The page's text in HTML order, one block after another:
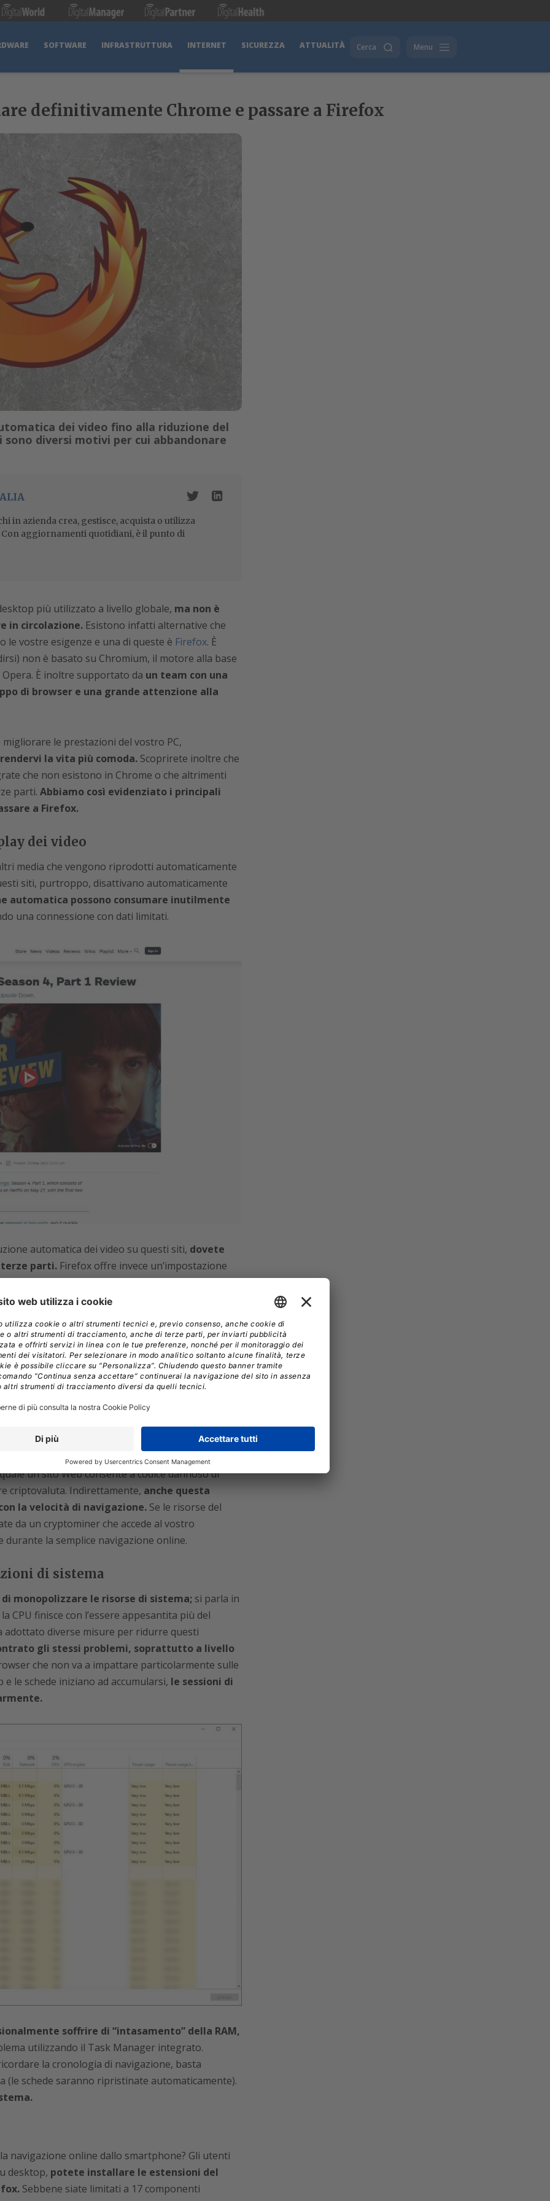
SOFTWARE INFRASTRUTTURA INTERNET SICUREZZA ATTUALITÀ Cerca Menu
definitivamente Chrome e passare a Firefox
dei video fino alla riduzione del
sono diversi motivi per cui abbandonare
in azienda crea, gestisce, acquista o utilizza
aggiornamenti quotidiani, è il punto di
più utilizzato a livello globale, ma non è
in circolazione.Esistono infatti alternative che
le vostre esigenze e una di queste è Firefox. È
non è basato su Chromium, il motore alla base
È inoltre supportato da un team con una
di browser e una grande attenzione alla
le prestazioni del vostro PC,
la vita più comoda.Scoprirete inoltre che
che non esistono in Chrome o che altrimenti
parti. Abbiamo così evidenziato i principali
a Firefox.
dei video
media che vengono riprodotti automaticamente
siti, purtroppo, disattivano automaticamente
automatica possono consumare inutilmente
una connessione con dati limitati.
automatica dei video su questi siti, dovete
terze parti.Firefox offre invece un’impostazione
l’audio è disattivato e per YouTube la
del video è bloccata.
automaticamente i tracker che possono
essere caricati come parte di un sito Web, più
in esecuzione in background in modalità
Impedite loro di funzionare e la vostra
accedere al vostro dispositivo evitando così il
un sito Web consente a codice dannoso di
criptovaluta. Indirettamente, anche questa
la velocità di navigazione.Se le risorse del
da un cryptominer che accede al vostro
la semplice navigazione online.
di sistema
monopolizzare le risorse di sistema;si parla in
CPU finisce con l’essere appesantita più del
adottato diverse misure per ridurre questi
gli stessi problemi, soprattutto a livello
che non va a impattare particolarmente sulle
le schede iniziano ad accumularsi, le sessioni di
soffrire di “intasamento” della RAM,
utilizzando il Task Manager integrato.
la cronologia di navigazione, basta
(le schede saranno ripristinate automaticamente).
navigazione online dallo smartphone? Gli utenti
desktop, potete installare le estensioni del
Sebbene siate limitati a 17 componenti